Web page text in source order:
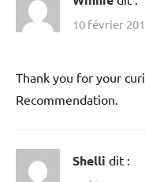
10 février
Thank you for your
Recommendation.
Shelli dit :